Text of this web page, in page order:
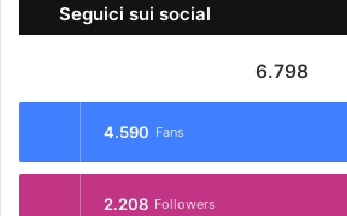
Seguici sui social
6.798
4.590 Fans
2.208 Followers